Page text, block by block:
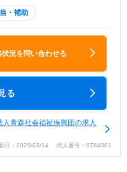
・補助
況を問い合わせる
る
人青森社会福祉振興団の求人
日：2025/03/14 求人番号：9784001